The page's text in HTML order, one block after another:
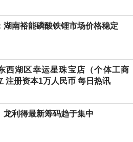
湖南裕能磷酸铁锂市场价格稳定
西湖区幸运星珠宝店（个体工商
注册资本1万人民币 每日热讯
龙利得最新筹码趋于集中